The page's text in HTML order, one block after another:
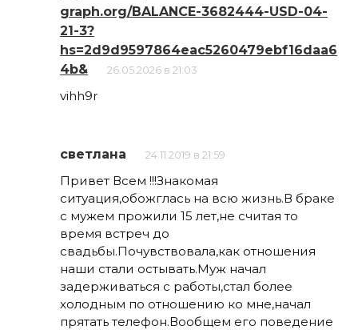
graph.org/BALANCE-3682444-USD-04-
21-3?
hs=2d9d9597864eac5260479ebf16daa6
4b&
26.05.2026 в 21:03
vihh9r
светлана 24.11.2019 в 21:59
Привет Всем !!!Знакомая
ситуация,обожглась на всю жизнь.В браке
с мужем прожили 15 лет,не считая то
время встреч до
свадьбы.Почувствовала,как отношения
наши стали остывать.Муж начал
задерживаться с работы,стал более
холодным по отношению ко мне,начал
прятать телефон.Вообщем его поведение